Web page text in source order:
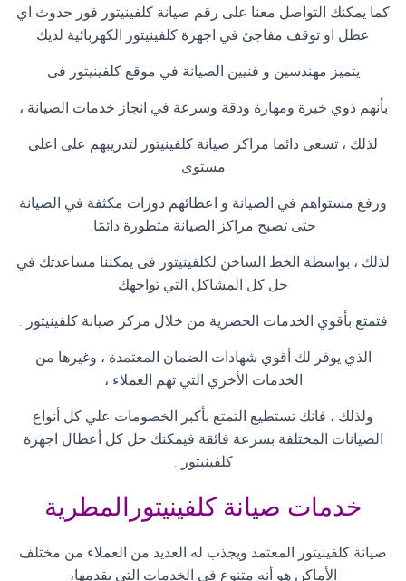
كما يمكنك التواصل معنا على رقم صيانة كلفينيتور فور حدوث اي
عطل او توقف مفاجئ في اجهزة كلفينيتور الكهربائية لديك
يتميز مهندسين و فنيين الصيانة في موقع كلفينيتور فى
بأنهم ذوي خبرة ومهارة ودقة وسرعة في انجاز خدمات الصيانة ،
لذلك ، تسعى دائما مراكز صيانة كلفينيتور لتدريبهم على اعلى
مستوى
ورفع مستواهم في الصيانة و اعطائهم دورات مكثفة في الصيانة
حتى تصبح مراكز الصيانة متطورة دائمًا.
لذلك ، بواسطة الخط الساخن لكلفينيتور فى يمكننا مساعدتك في
حل كل المشاكل التي تواجهك
فتمتع بأقوي الخدمات الحصرية من خلال مركز صيانة كلفينيتور .
الذي يوفر لك أقوي شهادات الضمان المعتمدة ، وغيرها من
الخدمات الأخري التي تهم العملاء ،
ولذلك ، فانك تستطيع التمتع بأكبر الخصومات علي كل أنواع
الصيانات المختلفة بسرعة فائقة فيمكنك حل كل أعطال اجهزة
كلفينيتور .
خدمات صيانة كلفينيتورالمطرية
صيانة كلفينيتور المعتمد ويجذب له العديد من العملاء من مختلف
الأماكن هو أنه متنوع في الخدمات التي يقدمها،